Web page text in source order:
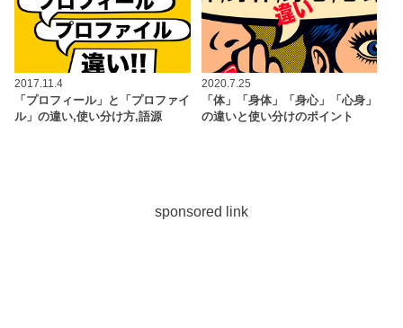
2017.11.4
「プロフィール」と「プロファイ
ル」の違い,使い分け方,語源
2020.7.25
「体」「身体」「身心」「心身」
の違いと使い分けのポイント
sponsored link